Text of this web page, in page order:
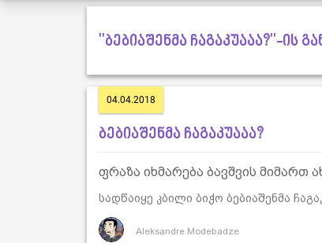
"ბებიაშენმა ჩაგაკუააა?"-ის
04.04.2018
ბებიაშენმა ჩაგაკუააა?
ფრაზა იხმარება ბავშვის მიმართ
სადწაიყე კბილი ბიჭო ბებიაშენმა
Aleksandre Modebadze